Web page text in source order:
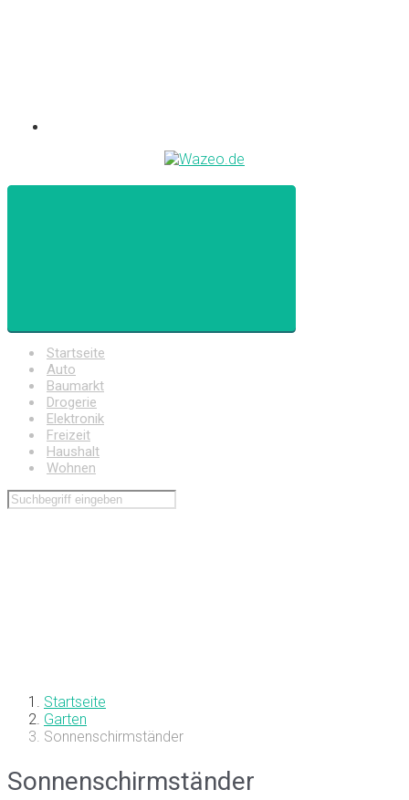
Startseite
Auto
Baumarkt
Drogerie
Elektronik
Freizeit
Haushalt
Wohnen
Startseite
Garten
Sonnenschirmständer
Sonnenschirmständer